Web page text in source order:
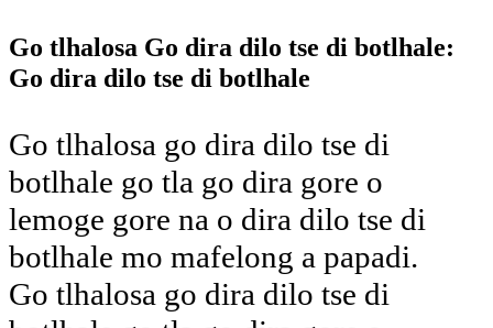
Go tlhalosa Go dira dilo tse di botlhale:
Go dira dilo tse di botlhale
Go tlhalosa go dira dilo tse di
botlhale go tla go dira gore o
lemoge gore na o dira dilo tse di
botlhale mo mafelong a papadi.
Go tlhalosa go dira dilo tse di